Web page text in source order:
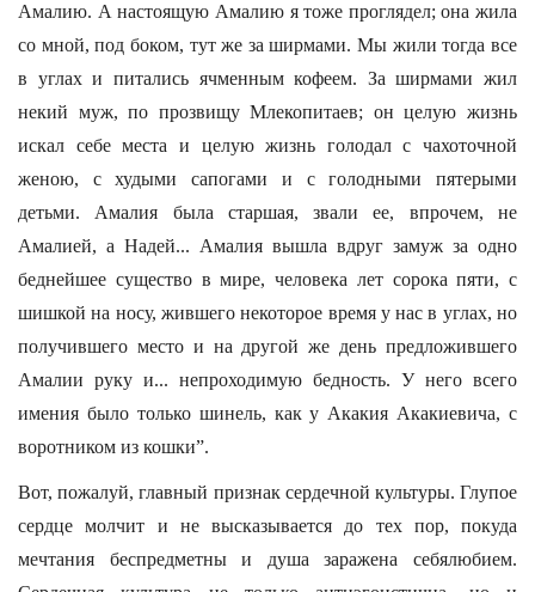
Амалию. А настоящую Амалию я тоже проглядел; она жила
со мной, под боком, тут же за ширмами. Мы жили тогда все
в углах и питались ячменным кофеем. За ширмами жил
некий муж, по прозвищу Млекопитаев; он целую жизнь
искал себе места и целую жизнь голодал с чахоточной
женою, с худыми сапогами и с голодными пятерыми
детьми. Амалия была старшая, звали ее, впрочем, не
Амалией, а Надей... Амалия вышла вдруг замуж за одно
беднейшее существо в мире, человека лет сорока пяти, с
шишкой на носу, жившего некоторое время у нас в углах, но
получившего место и на другой же день предложившего
Амалии руку и... непроходимую бедность. У него всего
имения было только шинель, как у Акакия Акакиевича, с
воротником из кошки”.
Вот, пожалуй, главный признак сердечной культуры. Глупое
сердце молчит и не высказывается до тех пор, покуда
мечтания беспредметны и душа заражена себялюбием.